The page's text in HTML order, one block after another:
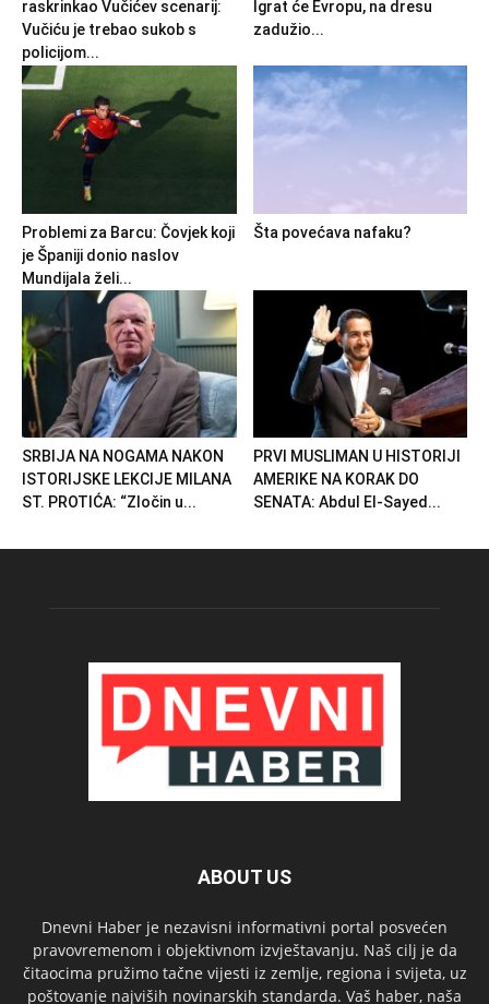
raskrinkao Vučićev scenarij:
Vučiću je trebao sukob s
policijom...
Igrat će Evropu, na dresu
zadužio...
Problemi za Barcu: Čovjek koji
je Španiji donio naslov
Mundijala želi...
Šta povećava nafaku?
SRBIJA NA NOGAMA NAKON
ISTORIJSKE LEKCIJE MILANA
ST. PROTIĆA: “Zločin u...
PRVI MUSLIMAN U HISTORIJI
AMERIKE NA KORAK DO
SENATA: Abdul El-Sayed...
ABOUT US
Dnevni Haber je nezavisni informativni portal posvećen
pravovremenom i objektivnom izvještavanju. Naš cilj je da
čitaocima pružimo tačne vijesti iz zemlje, regiona i svijeta, uz
poštovanje najviših novinarskih standarda. Vaš haber, naša